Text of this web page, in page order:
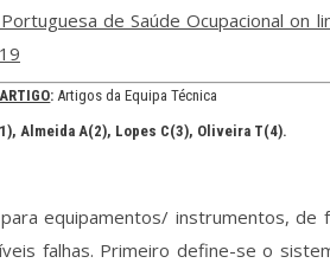
de Saúde Ocupacional on
:Artigos da Equipa Técnica
, Almeida A(2), Lopes C(3), Oliveira T(4).
equipamentos/ instrumentos, de
falhas. Primeiro define-se o